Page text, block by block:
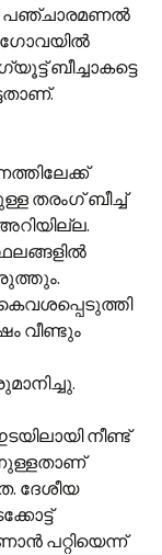
പഞ്ചാരമണല്‍
ഗോവയില്‍
ബീച്ചാകട്ടെ
തരംഗ് ബീച്ച്
വീണ്ടും
നീണ്ട്
ദേശീയ
പറ്റിയെന്ന്